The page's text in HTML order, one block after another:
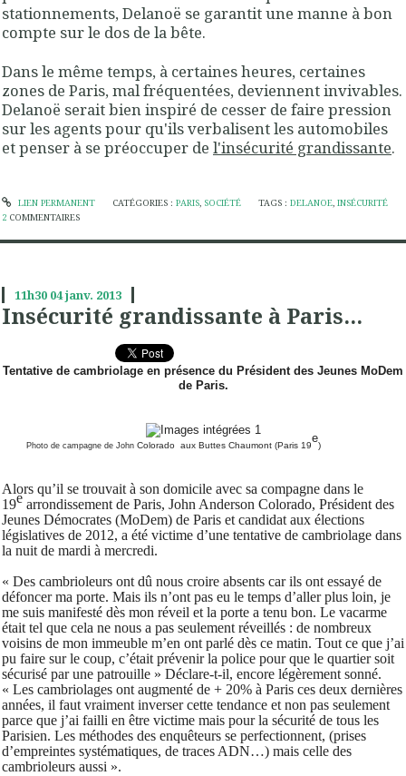
stationnements, Delanoë se garantit une manne à bon
compte sur le dos de la bête.
Dans le même temps, à certaines heures, certaines
zones de Paris, mal fréquentées, deviennent invivables.
Delanoë serait bien inspiré de cesser de faire pression
sur les agents pour qu'ils verbalisent les automobiles
et penser à se préoccuper de l'insécurité grandissante.
LIEN PERMANENT CATÉGORIES : PARIS, SOCIÉTÉ TAGS :DELANOE,INSÉCURITÉ
2 COMMENTAIRES
11h30 04janv. 2013
Insécurité grandissante à Paris...
Tentative de cambriolage en présence du Président des Jeunes MoDem
de Paris.
Photo de campagne de John Colorado aux Buttes Chaumont (Paris 19
e
)
Alors qu’il se trouvait à son domicile avec sa compagne dans le
19e arrondissement de Paris, John Anderson Colorado, Président des
Jeunes Démocrates (MoDem) de Paris et candidat aux élections
législatives de 2012, a été victime d’une tentative de cambriolage dans
la nuit de mardi à mercredi.
« Des cambrioleurs ont dû nous croire absents car ils ont essayé de
défoncer ma porte. Mais ils n’ont pas eu le temps d’aller plus loin, je
me suis manifesté dès mon réveil et la porte a tenu bon. Le vacarme
était tel que cela ne nous a pas seulement réveillés : de nombreux
voisins de mon immeuble m’en ont parlé dès ce matin. Tout ce que j’ai
pu faire sur le coup, c’était prévenir la police pour que le quartier soit
sécurisé par une patrouille » Déclare-t-il, encore légèrement sonné.
« Les cambriolages ont augmenté de + 20% à Paris ces deux dernières
années, il faut vraiment inverser cette tendance et non pas seulement
parce que j’ai failli en être victime mais pour la sécurité de tous les
Parisien. Les méthodes des enquêteurs se perfectionnent, (prises
d’empreintes systématiques, de traces ADN…) mais celle des
cambrioleurs aussi ».